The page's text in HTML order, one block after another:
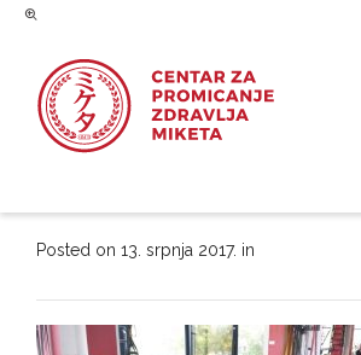
Posted on 13. srpnja 2017. in